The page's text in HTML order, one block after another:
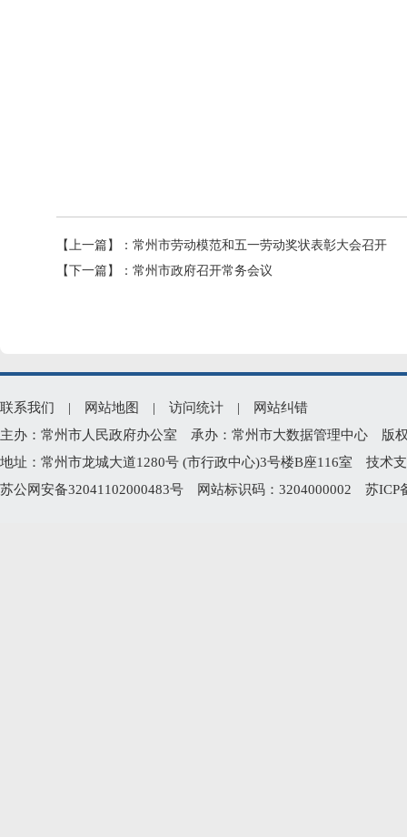
【上一篇】： 常州市劳动模范和五一劳动奖状表彰大会召开
【下一篇】： 常州市政府召开常务会议
联系我们 | 网站地图 | 访问统计 |
网站纠错
主办：常州市人民政府办公室 承办：常州市大数据管理中心 版
地址：常州市龙城大道1280号 (市行政中心)3号楼B座116室 技术
苏公网安备32041102000483号 网站标识码：3204000002 苏ICP